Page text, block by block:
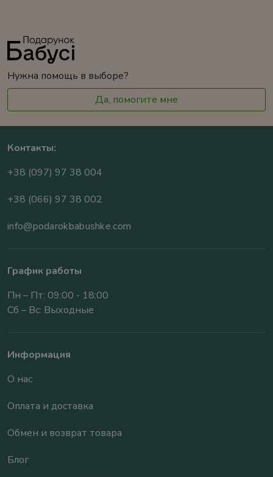
Нужна помощь в выборе?
Да, помогите мне
Контакты:
+38 (097) 97 38 004
+38 (066) 97 38 002
info@podarokbabushke.com
График работы
Пн – Пт: 09:00 - 18:00
Сб – Вс: Выходные
Информация
О нас
Оплата и доставка
Обмен и возврат товара
Блог